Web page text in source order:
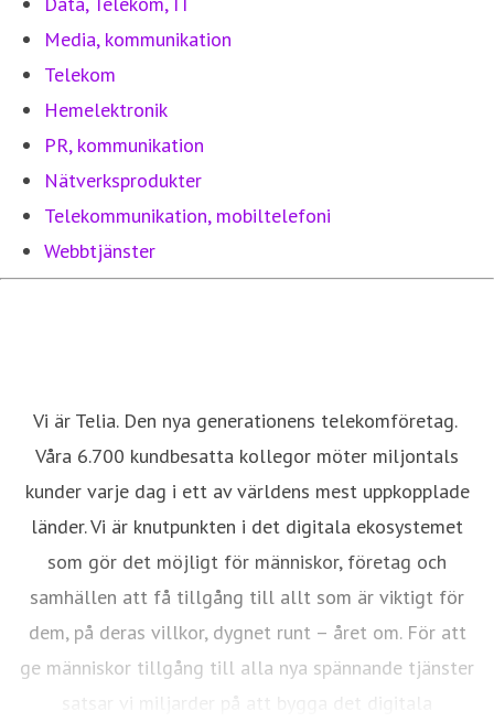
Media, kommunikation
Telekom
Hemelektronik
PR, kommunikation
Nätverksprodukter
Telekommunikation, mobiltelefoni
Webbtjänster
Vi är Telia. Den nya generationens telekomföretag.
Våra 6.700 kundbesatta kollegor möter miljontals
kunder varje dag i ett av världens mest uppkopplade
länder. Vi är knutpunkten i det digitala ekosystemet
som gör det möjligt för människor, företag och
samhällen att få tillgång till allt som är viktigt för
dem, på deras villkor, dygnet runt – året om. För att
ge människor tillgång till alla nya spännande tjänster
satsar vi miljarder på att bygga det digitala